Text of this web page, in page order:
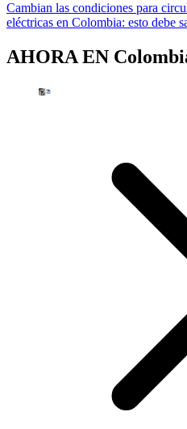
Cambian las condiciones para
eléctricas en Colombia: esto debe
AHORA EN